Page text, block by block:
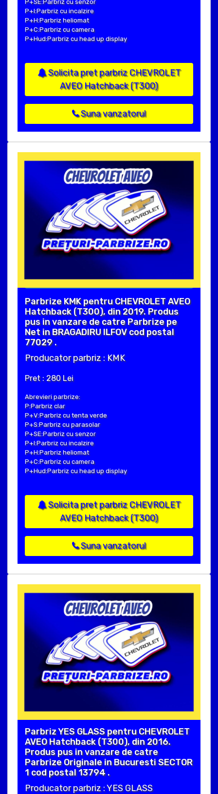
P+SE:Parbriz cu senzor
P+I:Parbriz cu incalzire
P+H:Parbriz heliomat
P+C:Parbriz cu camera
P+Hud:Parbriz cu head up display
Solicita pret parbriz CHEVROLET
AVEO Hatchback (T300)
Suna vanzatorul
Parbrize KMK pentru CHEVROLET AVEO
Hatchback (T300), din 2019. Produs
pus in vanzare de catre Parbrize pe
Net in BRAGADIRU ILFOV cod postal
77029 .
Producator parbriz : KMK
Pret : 280 Lei
Abrevieri parbrize:
P:Parbriz clar
P+V:Parbriz cu tenta verde
P+S:Parbriz cu parasolar
P+SE:Parbriz cu senzor
P+I:Parbriz cu incalzire
P+H:Parbriz heliomat
P+C:Parbriz cu camera
P+Hud:Parbriz cu head up display
Solicita pret parbriz CHEVROLET
AVEO Hatchback (T300)
Suna vanzatorul
Parbriz YES GLASS pentru CHEVROLET
AVEO Hatchback (T300), din 2016.
Produs pus in vanzare de catre
Parbrize Originale in Bucuresti SECTOR
1 cod postal 13794 .
Producator parbriz : YES GLASS